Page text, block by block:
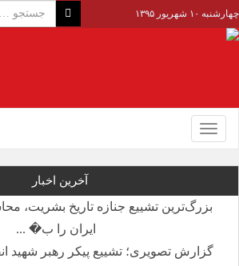
چهارشنبه ۱۰ شهریور ۱۳۹۵
Toggle
navigation
آخرین اخبار
بزرگ‌ترین تشییع جنازه تاریخ بشریت،
ایران را ب� ...
گزارش تصویری؛ تشییع پیکر رهبر شهید